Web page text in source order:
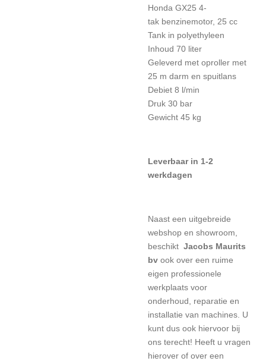
Honda GX25 4-
tak benzinemotor, 25 cc
Tank in polyethyleen
Inhoud 70 liter
Geleverd met oproller met
25 m darm en spuitlans
Debiet 8 l/min
Druk 30 bar
Gewicht 45 kg
Leverbaar in 1-2
werkdagen
Naast een uitgebreide
webshop en showroom,
beschikt Jacobs Maurits
bv ook over een ruime
eigen professionele
werkplaats voor
onderhoud, reparatie en
installatie van machines. U
kunt dus ook hiervoor bij
ons terecht! Heeft u vragen
hierover of over een